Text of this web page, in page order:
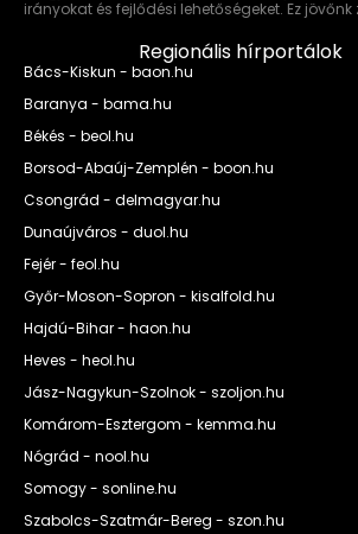
irányokat és fejlődési lehetőségeket. Ez
Regionális hírportálok
Bács-Kiskun - baon.hu
Baranya - bama.hu
Békés - beol.hu
Borsod-Abaúj-Zemplén - boon.hu
Csongrád - delmagyar.hu
Dunaújváros - duol.hu
Fejér - feol.hu
Győr-Moson-Sopron - kisalfold.hu
Hajdú-Bihar - haon.hu
Heves - heol.hu
Jász-Nagykun-Szolnok - szoljon.hu
Komárom-Esztergom - kemma.hu
Nógrád - nool.hu
Somogy - sonline.hu
Szabolcs-Szatmár-Bereg - szon.hu